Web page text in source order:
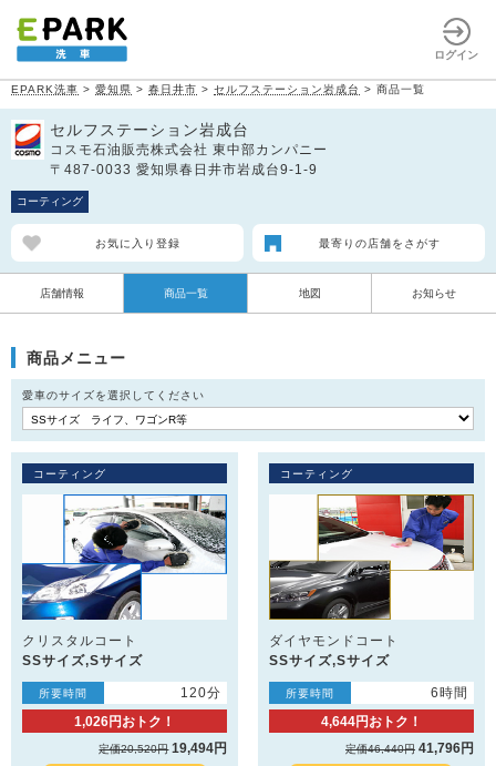
ログイン
EPARK洗車 > 愛知県 > 春日井市 > セルフステーション岩成台 > 商品一覧
セルフステーション岩成台
コスモ石油販売株式会社 東中部カンパニー
〒487-0033 愛知県春日井市岩成台9-1-9
コーティング
お気に入り登録 最寄りの店舗をさがす
店舗情報 商品一覧 地図 お知らせ
商品メニュー
愛車のサイズを選択してください
コーティング
クリスタルコート
SSサイズ,Sサイズ
所要時間
120分
1,026円おトク！
定価20,520円19,494円
コーティング
ダイヤモンドコート
SSサイズ,Sサイズ
所要時間
6時間
4,644円おトク！
定価46,440円 41,796円